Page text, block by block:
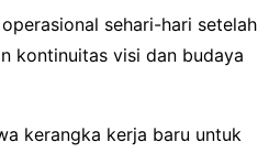
sehari-hari setelah
kontinuitas visi dan budaya
kerangka kerja baru untuk